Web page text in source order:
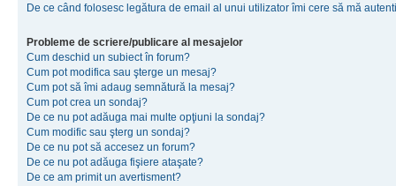
De ce când folosesc legătura de email al unui utilizator îmi cere să mă
Probleme de scriere/publicare al mesajelor
Cum deschid un subiect în forum?
Cum pot modifica sau şterge un mesaj?
Cum pot să îmi adaug semnătură la mesaj?
Cum pot crea un sondaj?
De ce nu pot adăuga mai multe opţiuni la sondaj?
Cum modific sau şterg un sondaj?
De ce nu pot să accesez un forum?
De ce nu pot adăuga fişiere ataşate?
De ce am primit un avertisment?